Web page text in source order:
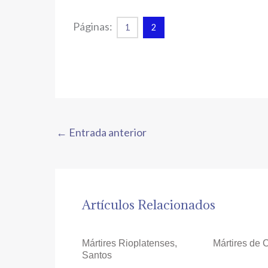
Páginas: 1 2
← Entrada anterior
Artículos Relacionados
Mártires Rioplatenses,
Santos
Mártires de